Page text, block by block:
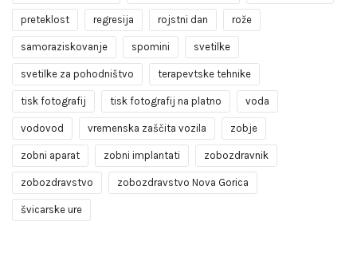
preteklost regresija rojstni dan rože
samoraziskovanje spomini svetilke
svetilke za pohodništvo terapevtske tehnike
tisk fotografij tisk fotografij na platno voda
vodovod vremenska zaščita vozila zobje
zobni aparat zobni implantati zobozdravnik
zobozdravstvo zobozdravstvo Nova Gorica
švicarske ure